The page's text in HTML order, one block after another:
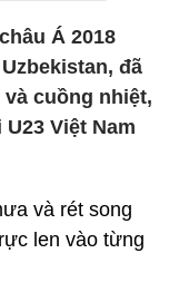
Á 2018
đã
cuồng nhiệt,
Việt Nam
và rét song
len vào từng